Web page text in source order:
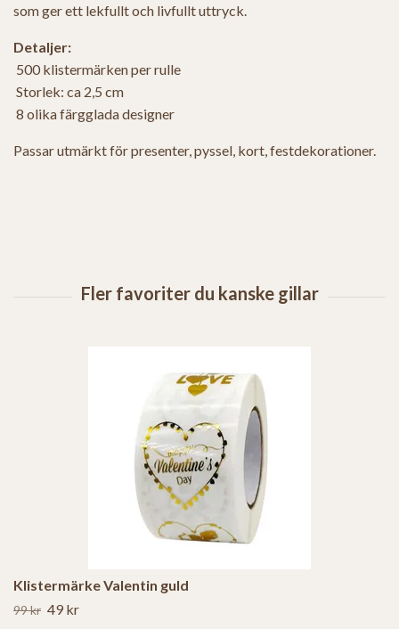
som ger ett lekfullt och livfullt uttryck.
Detaljer:
500 klistermärken per rulle
Storlek: ca 2,5 cm
8 olika färgglada designer
Passar utmärkt för presenter, pyssel, kort, festdekorationer.
Klistermärke Valentin guld
99 kr 49 kr